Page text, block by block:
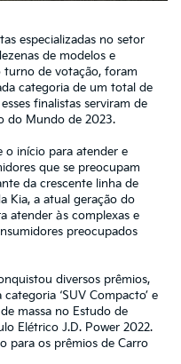
especializadas no setor
de modelos e
turno de votação, foram
categoria de um total de
finalistas serviram de
do Mundo de 2023.
o início para atender e
que se preocupam
da crescente linha de
Kia, a atual geração do
atender às complexas e
preocupados
diversos prêmios,
‘SUV Compacto’ e
massa no Estudo de
Elétrico J.D. Power 2022.
para os prêmios de Carro